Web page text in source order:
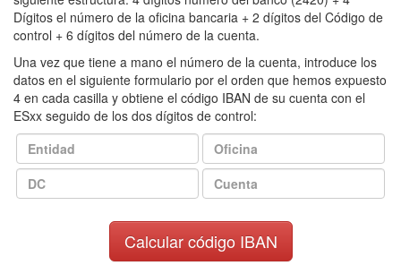
Dígitos el número de la oficina bancaria + 2 dígitos del Código de
control + 6 dígitos del número de la cuenta.
Una vez que tiene a mano el número de la cuenta, introduce los
datos en el siguiente formulario por el orden que hemos expuesto
4 en cada casilla y obtiene el código IBAN de su cuenta con el
ESxx seguido de los dos dígitos de control: